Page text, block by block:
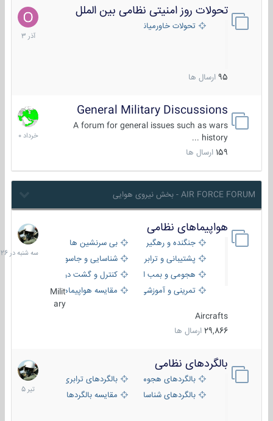
تحولات روز امنیتی نظامی بین الملل
تحولات خاورمیانه
95 ارسال ها
21
آذر
1403
General Military Discussions
A forum for general issues such as wars
history ...
159 ارسال ها
10
خرداد
1400
AIR FORCE FORUM - بخش نیروی هوایی
هواپیماهای نظامی
جنگنده و رهگیر
بی سرنشین ها
پشتیبانی و ترابری
شناسایی و جاسوسی
هجومی و بمب افکن
کنترل و گشت دریایی
تمرینی و آموزشی
مقایسه هواپیماهاMilit
ary
Aircrafts
29,866 ارسال ها
سه
شنبه
در
بالگردهای نظامی
بالگردهای هجومی
بالگردهای ترابری
بالگردهای شناسایی
مقایسه بالگردها
22
تیر
1405